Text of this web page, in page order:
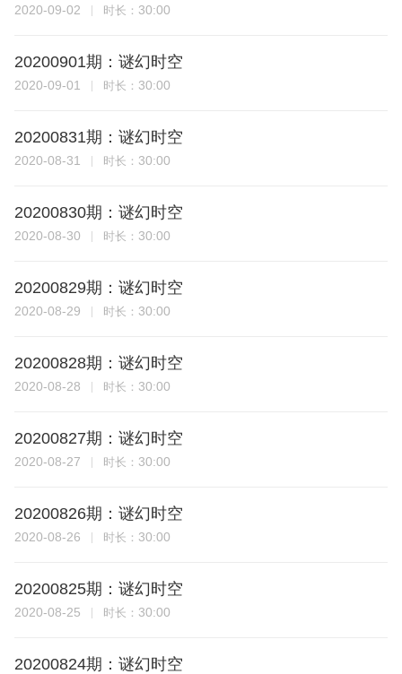
2020-09-02 时长： 30:00
20200901期：谜幻时空
2020-09-01 时长： 30:00
20200831期：谜幻时空
2020-08-31 时长： 30:00
20200830期：谜幻时空
2020-08-30 时长： 30:00
20200829期：谜幻时空
2020-08-29 时长： 30:00
20200828期：谜幻时空
2020-08-28 时长： 30:00
20200827期：谜幻时空
2020-08-27 时长： 30:00
20200826期：谜幻时空
2020-08-26 时长： 30:00
20200825期：谜幻时空
2020-08-25 时长： 30:00
20200824期：谜幻时空